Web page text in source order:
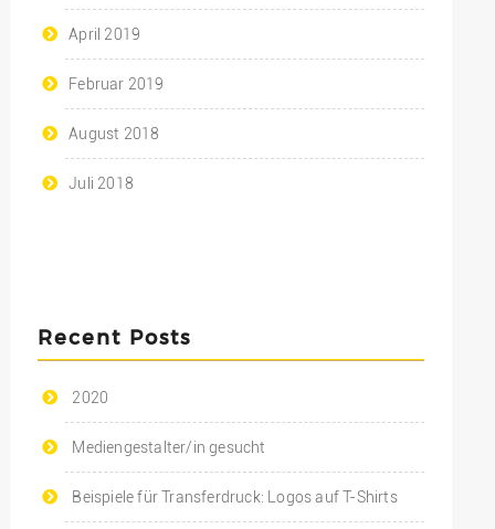
April 2019
Februar 2019
August 2018
Juli 2018
Recent Posts
2020
Mediengestalter/in gesucht
Beispiele für Transferdruck: Logos auf T-Shirts